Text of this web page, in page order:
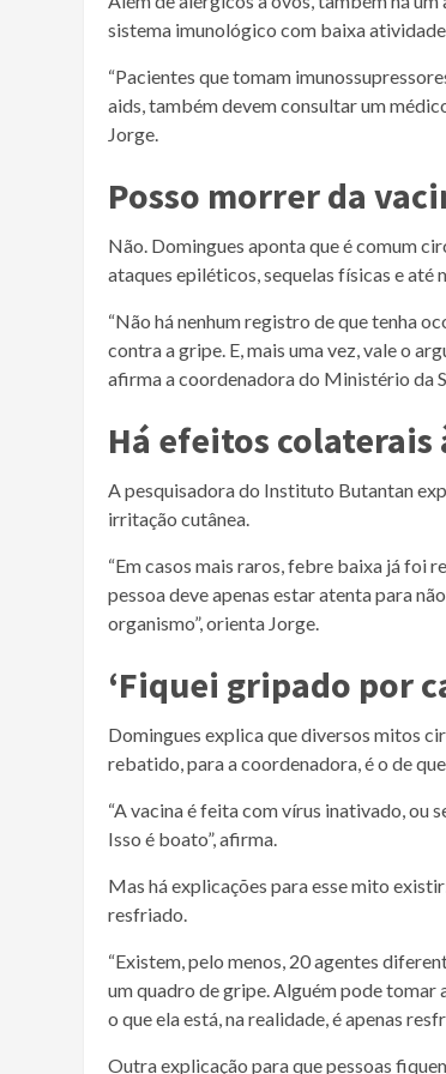
sistema imunológico com baixa atividade.
“Pacientes que tomam
aids, também devem consultar um
Jorge.
Posso morrer da
Não. Domingues aponta que é comum
ataques epiléticos, sequelas físicas e até
“Não há nenhum registro de que tenha
contra a gripe. E, mais uma vez, vale o
afirma a coordenadora do Ministério da
Há efeitos colaterais
A pesquisadora do Instituto Butantan
irritação cutânea.
“Em casos mais raros, febre baixa já foi
pessoa deve apenas estar atenta para
organismo”, orienta Jorge.
‘Fiquei gripado por
Domingues explica que diversos mitos
rebatido, para a coordenadora, é o de
“A vacina é feita com vírus inativado, ou
Isso é boato”, afirma.
Mas há explicações para esse mito
resfriado.
“Existem, pelo menos, 20 agentes
um quadro de gripe. Alguém pode tomar
o que ela está, na realidade, é apenas
Outra explicação para que pessoas